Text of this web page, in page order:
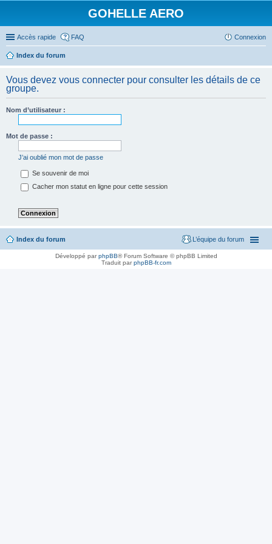
GOHELLE AERO
Accès rapide FAQ Connexion
Index du forum
Vous devez vous connecter pour consulter les détails de ce
groupe.
Nom d’utilisateur :
Mot de passe :
J’ai oublié mon mot de passe
Se souvenir de moi
Cacher mon statut en ligne pour cette session
Index du forum L’équipe du forum
Développé parphpBB® Forum Software © phpBB Limited
Traduit parphpBB-fr.com